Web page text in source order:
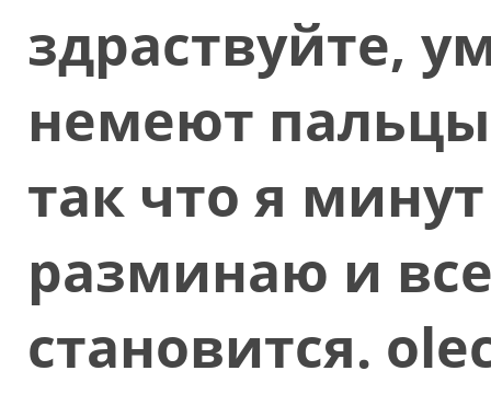
здраствуйте,
немеют
так что я
разминаю и
становится.